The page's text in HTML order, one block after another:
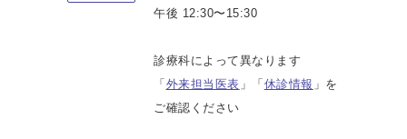
午後 12:30〜15:30
診療科によって異なります
「 外来担当医表 」「 休診情報 」を
ご確認ください